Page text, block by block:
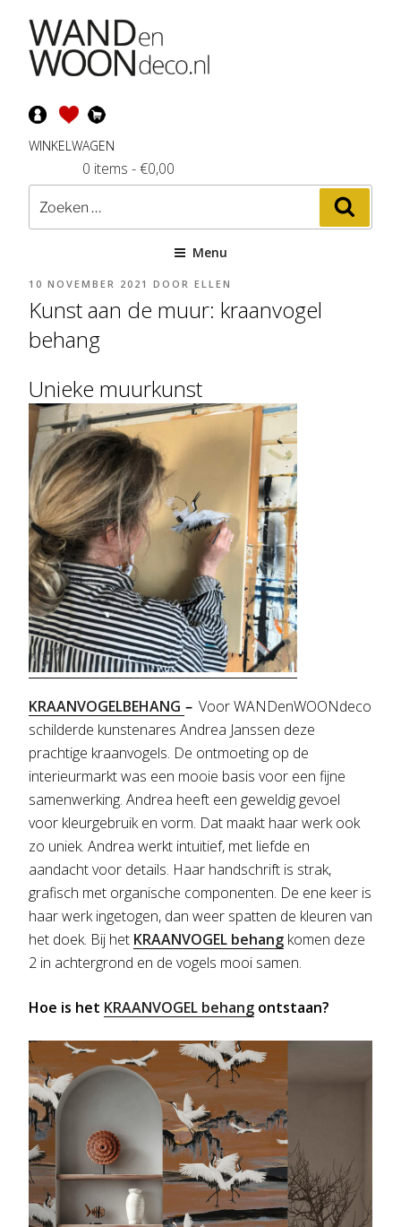
inhoud
WINKELWAGEN
-€0,00
0 items
Zoeken
naar:
Menu
GEPLAATST
10 NOVEMBER 2021 DOOR ELLEN
Kunst aan de muur: kraanvogel
behang
Unieke muurkunst
KRAANVOGELBEHANG –Voor WANDenWOONdeco
schilderde kunstenares Andrea Janssen deze
prachtige kraanvogels. De ontmoeting op de
interieurmarkt was een mooie basis voor een fijne
samenwerking. Andrea heeft een geweldig gevoel
voor kleurgebruik en vorm. Dat maakt haar werk ook
zo uniek. Andrea werkt intuïtief, met liefde en
aandacht voor details. Haar handschrift is strak,
grafisch met organische componenten. De ene keer is
haar werk ingetogen, dan weer spatten de kleuren van
het doek. Bij het KRAANVOGEL behang komen deze
2 in achtergrond en de vogels mooi samen.
Hoe is het KRAANVOGEL behang ontstaan?